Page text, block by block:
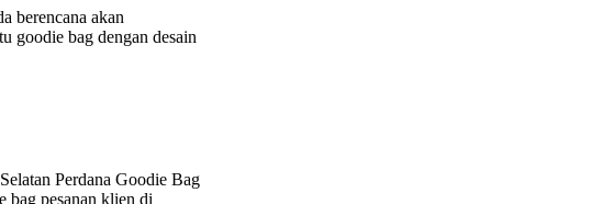
berencana akan
goodie bag dengan desain
Perdana Goodie Bag
bag pesanan klien di